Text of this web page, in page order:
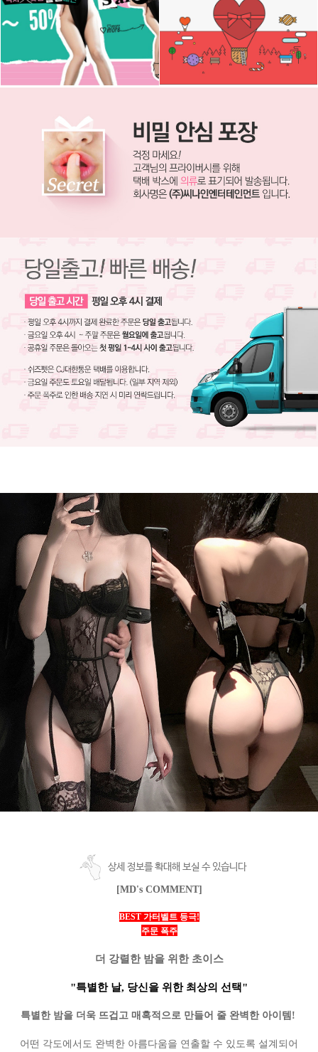
상세 정보를 확대해 보실 수 있습니다
[MD's COMMENT]
BEST 가터벨트 등극!
주문 폭주
더 강렬한 밤을 위한 초이스
"특별한 날, 당신을 위한 최상의 선택"
특별한 밤을 더욱 뜨겁고 매혹적으로 만들어 줄 완벽한 아이템!
어떤 각도에서도 완벽한 아름다움을 연출할 수 있도록 설계되어